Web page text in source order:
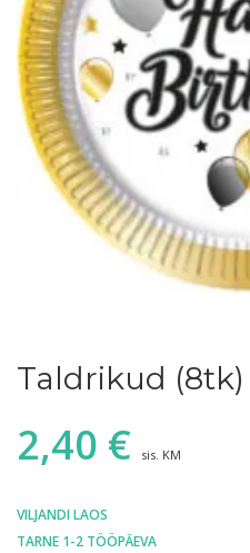
Taldrikud (8tk)
2,40 € sis. KM
VILJANDI LAOS
TARNE 1-2 TÖÖPÄEVA